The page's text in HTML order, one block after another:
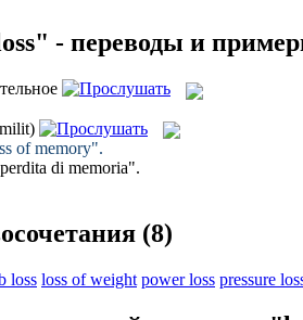
- переводы и
of memory".
perdita di memoria".
(8)
loss loss of weight power loss pressure